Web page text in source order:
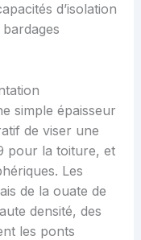
d’isolation
simple épaisseur
de viser une
pour la toiture, et
Les
de la ouate de
densité, des
les ponts